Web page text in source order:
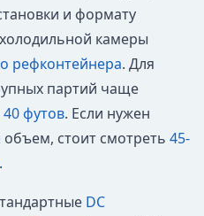
и формату
камеры
рефконтейнера. Для
партий чаще
футов. Если нужен
стоит смотреть 45-
.
DC